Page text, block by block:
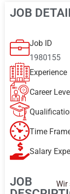
JOB
Job ID
1980155
Experience
Career
Time
Salary
JOB
Wir